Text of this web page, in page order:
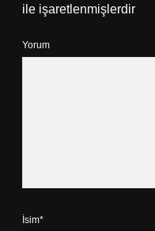
ile işaretlenmişlerdir
Yorum
İsim*